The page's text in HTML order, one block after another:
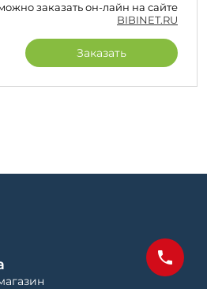
заказать он-лайн на сайте
BIBINET.RU
Заказать